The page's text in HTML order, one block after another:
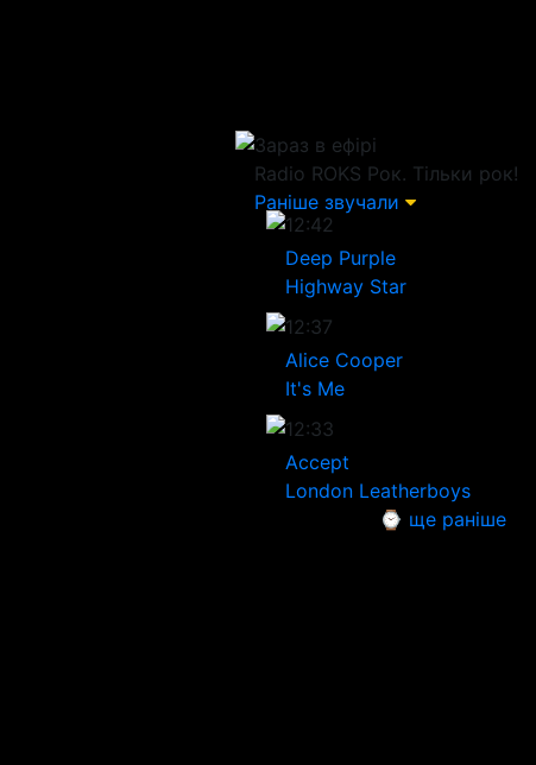
Зараз в ефірі
Radio ROKS Рок. Тільки рок!
Раніше звучали
12:42
Deep Purple
Highway Star
12:37
Alice Cooper
It's Me
12:33
Accept
London Leatherboys
⌚ ще раніше